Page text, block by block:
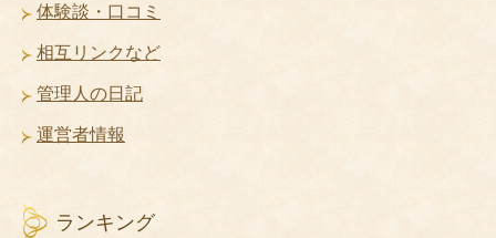
体験談・口コミ
相互リンクなど
管理人の日記
運営者情報
ランキング